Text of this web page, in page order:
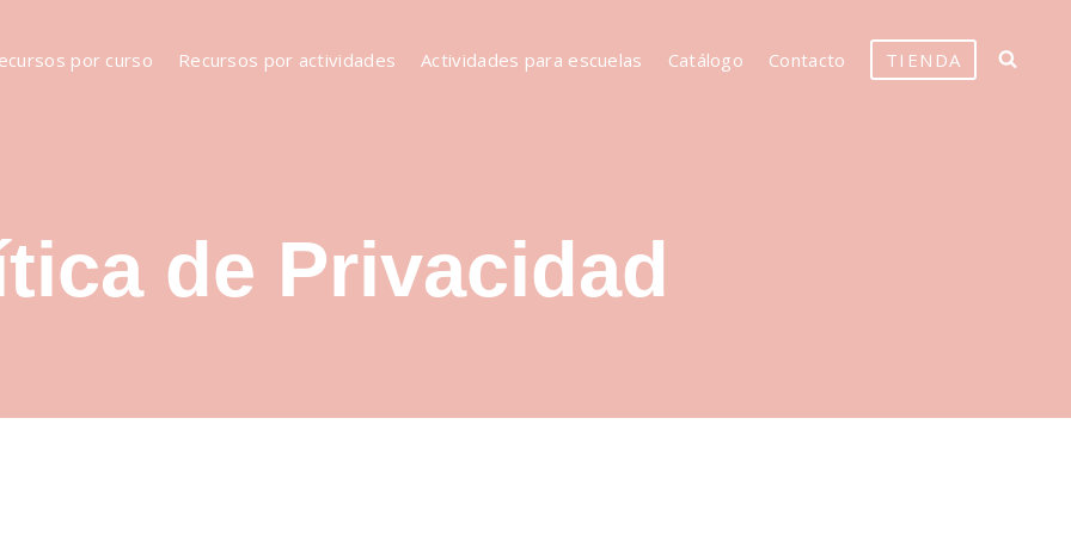
por curso Recursos por actividades Actividades para escuelas Catálogo Contacto TIENDA
de Privacidad